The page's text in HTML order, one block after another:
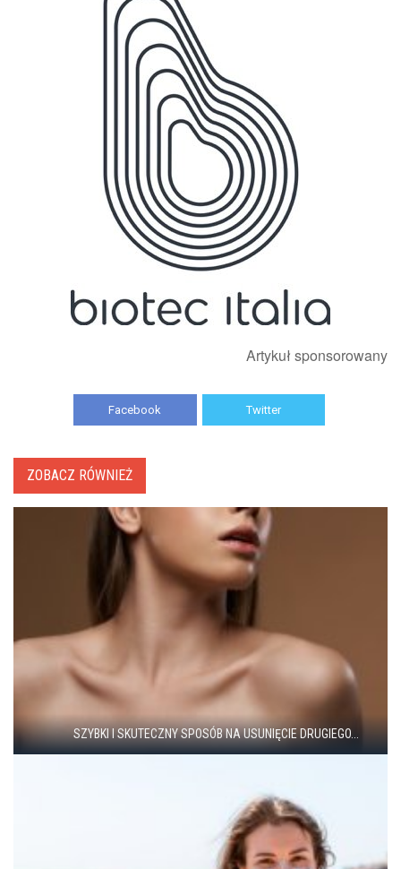
Artykuł sponsorowany
Facebook Twitter
ZOBACZ RÓWNIEŻ
SZYBKI I SKUTECZNY SPOSÓB NA USUNIĘCIE DRUGIEGO...